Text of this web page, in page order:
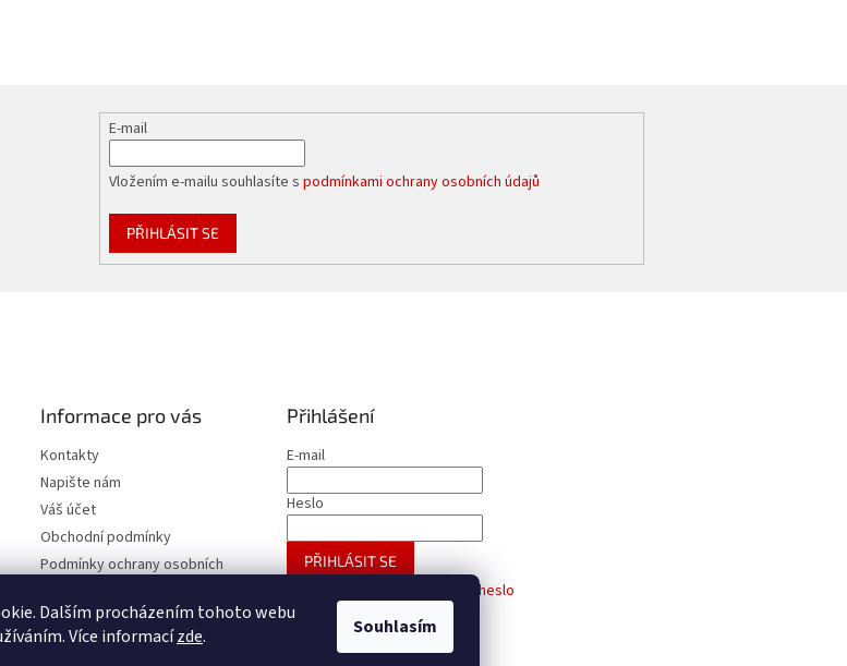
Dalším procházením tohoto webu
Více informacízde. Souhlasím
E-mail
Vložením e-mailu souhlasíte spodmínkami ochrany osobních údajů
PŘIHLÁSIT SE
Informace pro vás
Kontakty
Napište nám
Váš účet
Obchodní podmínky
Podmínky ochrany osobních
Reklamace
Přihlášení
E-mail
Heslo
PŘIHLÁSIT SE
Zapomenuté heslo